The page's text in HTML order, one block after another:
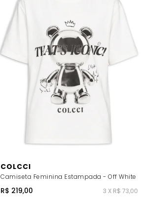
COLCCI
Camiseta Feminina Estampada - Off White
R$ 219,00 3 X R$ 73,00